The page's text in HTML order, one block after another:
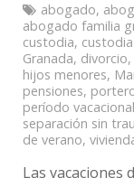
abogado,
abogado familia
custodia,
Granada, divorcio,
hijos menores,
pensiones,
período vacacional
separación sin
de verano,
Las vacaciones